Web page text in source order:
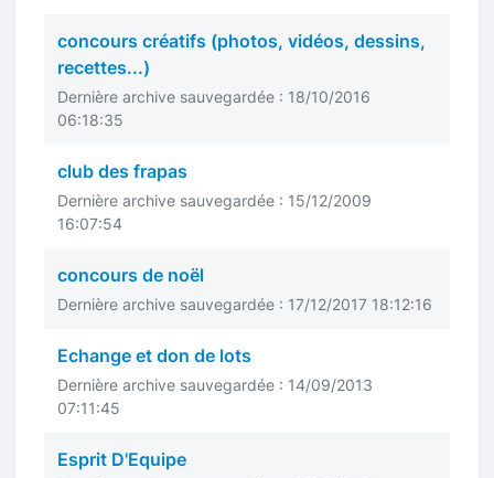
concours créatifs (photos, vidéos, dessins,
recettes...)
Dernière archive sauvegardée : 18/10/2016
06:18:35
club des frapas
Dernière archive sauvegardée : 15/12/2009
16:07:54
concours de noël
Dernière archive sauvegardée : 17/12/2017 18:12:16
Echange et don de lots
Dernière archive sauvegardée : 14/09/2013
07:11:45
Esprit D'Equipe